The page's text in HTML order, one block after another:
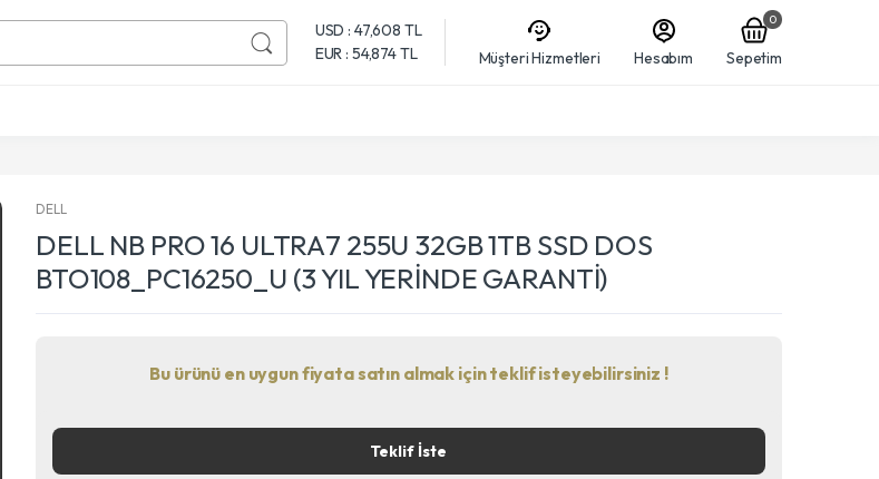
USD : 47,608 TL
EUR : 54,874 TL
Müşteri Hizmetleri Hesabım
0
Sepetim
Next
DELL
DELL NB PRO 16 ULTRA7 255U 32GB 1TB SSD DOS
BTO108_PC16250_U (3 YIL YERİNDE GARANTİ)
Bu ürünü en uygun fiyata satın almak için teklif isteyebilirsiniz !
Teklif İste